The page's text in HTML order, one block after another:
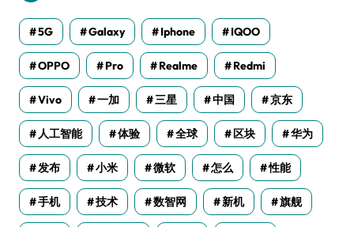
5G Galaxy Iphone IQOO
OPPO Pro Realme Redmi
Vivo 一加 三星 中国 京东
人工智能 体验 全球 区块 华为
发布 小米 微软 怎么 性能
手机 技术 数智网 新机 旗舰